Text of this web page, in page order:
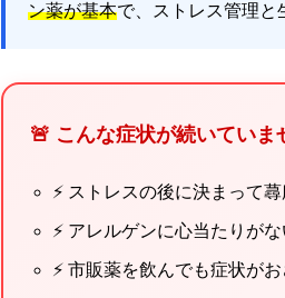
ン薬が基本で、ストレス管理と
🚨 こんな症状が続いていま
⚡ ストレスの後に決まって
⚡ アレルゲンに心当たりが
⚡ 市販薬を飲んでも症状が